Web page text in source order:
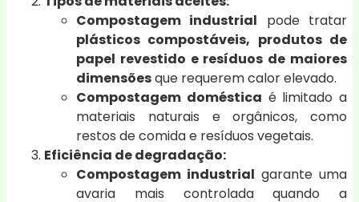
Compostagem industrial pode tratar
plásticos compostáveis, produtos de
papel revestido e resíduos de maiores
dimensõesque requerem calor elevado.
Compostagem doméstica é limitado a
materiais naturais e orgânicos, como
restos de comida e resíduos vegetais.
Eficiência de degradação:
Compostagem industrial garante uma
avaria mais controlada quando a